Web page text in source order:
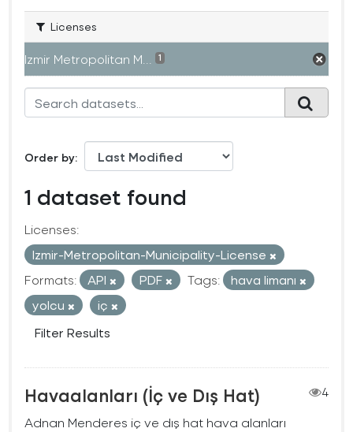
Licenses
Izmir Metropolitan M... 1
Order by
1 dataset found
Licenses:
Izmir-Metropolitan-Municipality-License
Formats:
API PDF Tags:
hava limanı
yolcu
iç
Filter Results
Havaalanları (İç ve Dış Hat)
4
Adnan Menderes iç ve dış hat hava alanları